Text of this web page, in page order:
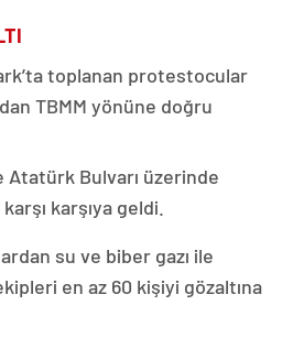
toplanan protestocular
TBMM yönüne doğru
Bulvarı üzerinde
karşıya geldi.
su ve biber gazı ile
en az 60 kişiyi gözaltına